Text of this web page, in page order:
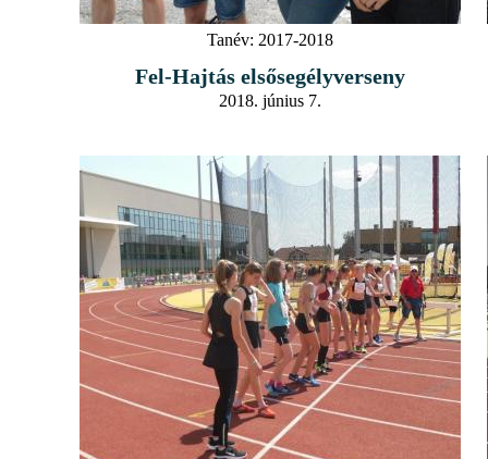
Tanév: 2017-2018
Fel-Hajtás elsősegélyverseny
2018. június 7.